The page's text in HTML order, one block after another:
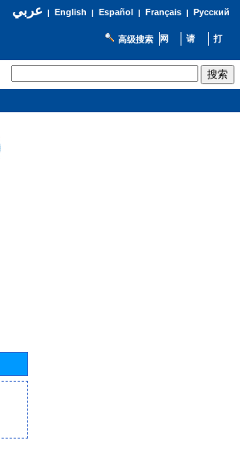
عربي| English | Español | Français| Русский
高级搜索